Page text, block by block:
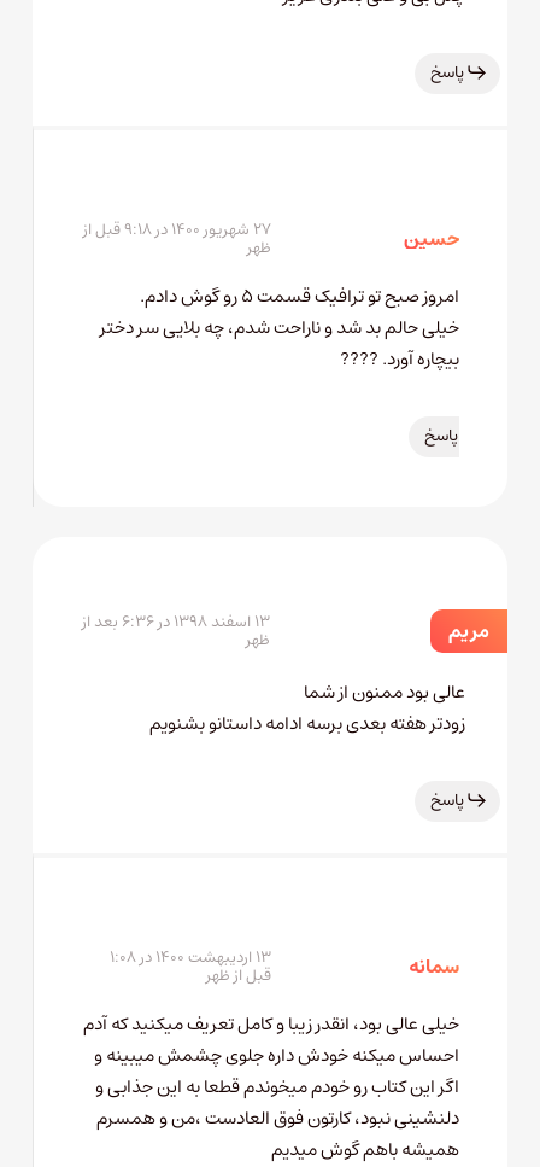
پاسخ
حسین ۲۷ شهریور ۱۴۰۰ در ۹:۱۸ قبل از
ظهر
امروز صبح تو ترافیک قسمت ۵ رو گوش دادم.
خیلی حالم بد شد و ناراحت شدم، چه بلایی سر دختر
بیچاره آورد. ????
پاسخ
مریم ۱۳ اسفند ۱۳۹۸ در ۶:۳۶ بعد از
ظهر
عالی بود ممنون از شما
زودتر هفته بعدی برسه ادامه داستانو بشنویم
پاسخ
سمانه ۱۳ اردیبهشت ۱۴۰۰ در ۱:۰۸
قبل از ظهر
خیلی عالی بود، انقدر زیبا و کامل تعریف میکنید که آدم
احساس میکنه خودش داره جلوی چشمش میبینه و
اگر این کتاب رو خودم میخوندم قطعا به این جذابی و
دلنشینی نبود، کارتون فوق العادست ،من و همسرم
همیشه باهم گوش میدیم